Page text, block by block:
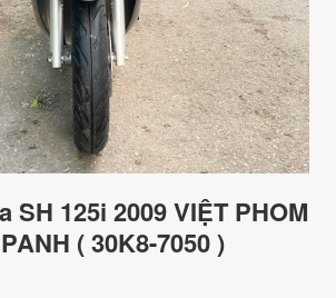
SH 125i 2009 VIỆT PHOM
( 30K8-7050 )